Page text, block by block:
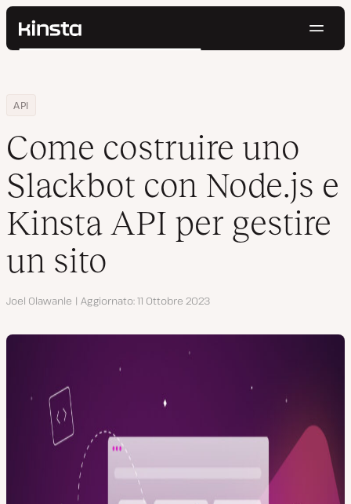
Kinsta®
Contatti
Cerca
Home
Centro Risorse
Blog
API
Come costruire uno Slackbot con Node.js e Kinsta API per
Come costruire uno
Slackbot con Node.js e
Kinsta API per gestire
un sito
Autore
Joel Olawanle Aggiornato 11 Ottobre 2023